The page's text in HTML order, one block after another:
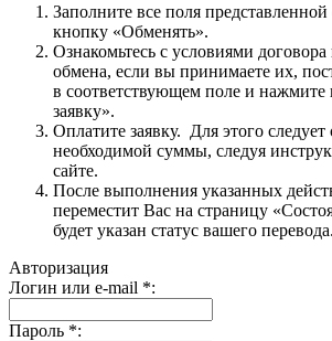
Заполните все поля
кнопку «Обменять».
Ознакомьтесь с условиями договора
обмена, если вы принимаете их,
в соответствующем поле и нажмите
заявку».
Оплатите заявку. Для этого
необходимой суммы, следуя
сайте.
После выполнения указанных
переместит Вас на страницу
будет указан статус вашего перевода.
Авторизация
Логин или e-mail *:
Пароль *: